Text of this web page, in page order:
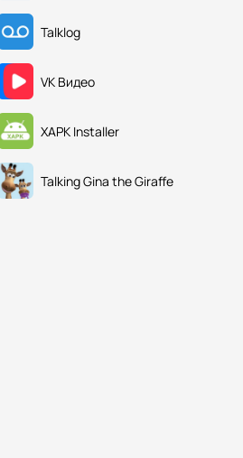
Talklog
VK Видео
XAPK Installer
Talking Gina the Giraffe